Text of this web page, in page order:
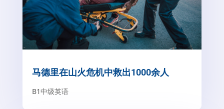
马德里在山火危机中救出1000余人
B1中级英语